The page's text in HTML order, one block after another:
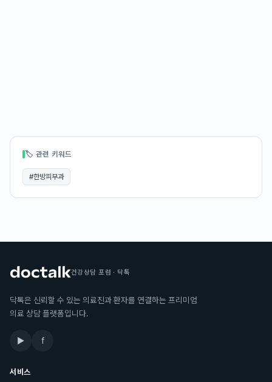
🏷 관련 키워드
#한방피부과
건강상담 포럼 · 닥톡
닥톡은 신뢰할 수 있는 의료진과 환자를 연결하는 프리미엄
의료 상담 플랫폼입니다.
▶ f
서비스